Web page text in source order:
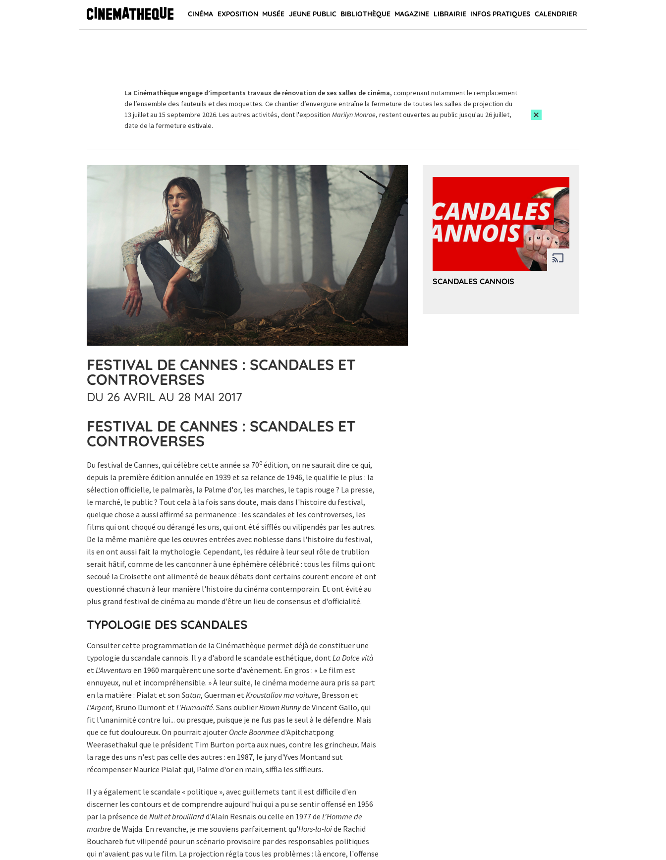
CINÉMA EXPOSITION MUSÉE JEUNE PUBLIC BIBLIOTHÈQUE MAGAZINE LIBRAIRIE INFOS PRATIQUES CALENDRIER
La Cinémathèque engage d’importants travaux de rénovation de ses salles de cinéma, comprenant notamment le remplacement
de l’ensemble des fauteuils et des moquettes. Ce chantier d’envergure entraîne la fermeture de toutes les salles de projection du
13 juillet au 15 septembre 2026. Les autres activités, dont l'exposition Marilyn Monroe, restent ouvertes au public jusqu'au 26 juillet,
date de la fermeture estivale.
FESTIVAL DE CANNES : SCANDALES ET
CONTROVERSES
DU 26 AVRIL AU 28 MAI 2017
FESTIVAL DE CANNES : SCANDALES ET
CONTROVERSES
Du festival de Cannes, qui célèbre cette année sa 70eédition, on ne saurait dire ce qui,
depuis la première édition annulée en 1939 et sa relance de 1946, le qualifie le plus : la
sélection officielle, le palmarès, la Palme d'or, les marches, le tapis rouge ? La presse,
le marché, le public ? Tout cela à la fois sans doute, mais dans l'histoire du festival,
quelque chose a aussi affirmé sa permanence : les scandales et les controverses, les
films qui ont choqué ou dérangé les uns, qui ont été sifflés ou vilipendés par les autres.
De la même manière que les œuvres entrées avec noblesse dans l'histoire du festival,
ils en ont aussi fait la mythologie. Cependant, les réduire à leur seul rôle de trublion
serait hâtif, comme de les cantonner à une éphémère célébrité : tous les films qui ont
secoué la Croisette ont alimenté de beaux débats dont certains courent encore et ont
questionné chacun à leur manière l'histoire du cinéma contemporain. Et ont évité au
plus grand festival de cinéma au monde d'être un lieu de consensus et d'officialité.
TYPOLOGIE DES SCANDALES
Consulter cette programmation de la Cinémathèque permet déjà de constituer une
typologie du scandale cannois. Il y a d'abord le scandale esthétique, dontLa Dolce vità
etL'Avventura en 1960 marquèrent une sorte d'avènement. En gros : « Le film est
ennuyeux, nul et incompréhensible. » À leur suite, le cinéma moderne aura pris sa part
en la matière : Pialat et son Satan, Guerman etKroustaliov ma voiture, Bresson et
L'Argent, Bruno Dumont etL'Humanité. Sans oublierBrown Bunnyde Vincent Gallo, qui
fit l'unanimité contre lui... ou presque, puisque je ne fus pas le seul à le défendre. Mais
que ce fut douloureux. On pourrait ajouter Oncle Boonmee d'Apitchatpong
Weerasethakul que le président Tim Burton porta aux nues, contre les grincheux. Mais
la rage des uns n'est pas celle des autres : en 1987, le jury d'Yves Montand sut
récompenser Maurice Pialat qui, Palme d'or en main, siffla les siffleurs.
Il y a également le scandale « politique », avec guillemets tant il est difficile d'en
discerner les contours et de comprendre aujourd'hui qui a pu se sentir offensé en 1956
par la présence de Nuit et brouillardd'Alain Resnais ou celle en 1977 de L'Homme de
marbre de Wajda. En revanche, je me souviens parfaitement qu'Hors-la-loide Rachid
Bouchareb fut vilipendé pour un scénario provisoire par des responsables politiques
qui n'avaient pas vu le film. La projection régla tous les problèmes : là encore, l'offense
SCANDALES CANNOIS